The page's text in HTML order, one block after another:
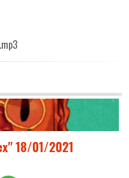
18/01/2021